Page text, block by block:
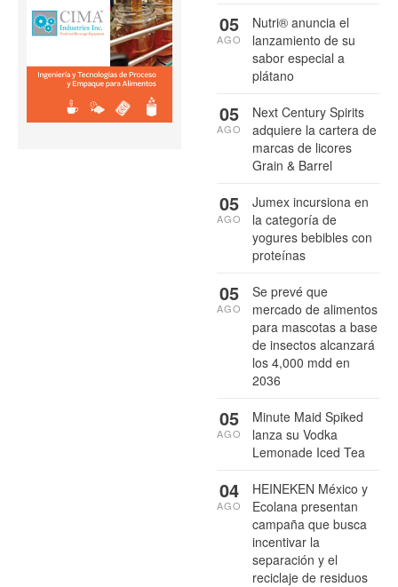
Nutri® anuncia el
lanzamiento de su
sabor especial a
plátano
05
AGO
Next Century Spirits
adquiere la cartera de
marcas de licores
Grain & Barrel
05
AGO
Jumex incursiona en
la categoría de
yogures bebibles con
proteínas
05
AGO
Se prevé que
mercado de alimentos
para mascotas a base
de insectos alcanzará
los 4,000 mdd en
2036
05
AGO
Minute Maid Spiked
lanza su Vodka
Lemonade Iced Tea
05
AGO
HEINEKEN México y
Ecolana presentan
campaña que busca
incentivar la
separación y el
reciclaje de residuos
04
AGO